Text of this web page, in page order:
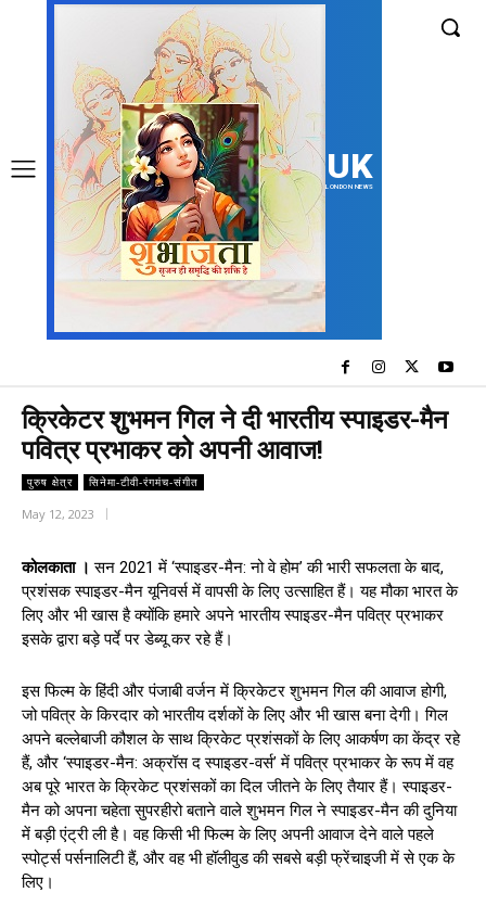
UK
LONDON NEWS
क्रिकेटर शुभमन गिल ने दी भारतीय स्पाइडर-मैन
पवित्र प्रभाकर को अपनी आवाज!
पुरुष क्षेत्र सिनेमा-टीवी-रंगमंच-संगीत
May 12, 2023
कोलकाता । सन 2021 में ‘स्पाइडर-मैन: नो वे होम’ की भारी सफलता के बाद,
प्रशंसक स्पाइडर-मैन यूनिवर्स में वापसी के लिए उत्साहित हैं। यह मौका भारत के
लिए और भी खास है क्योंकि हमारे अपने भारतीय स्पाइडर-मैन पवित्र प्रभाकर
इसके द्वारा बड़े पर्दे पर डेब्यू कर रहे हैं।
इस फिल्म के हिंदी और पंजाबी वर्जन में क्रिकेटर शुभमन गिल की आवाज होगी,
जो पवित्र के किरदार को भारतीय दर्शकों के लिए और भी खास बना देगी। गिल
अपने बल्लेबाजी कौशल के साथ क्रिकेट प्रशंसकों के लिए आकर्षण का केंद्र रहे
हैं, और ‘स्पाइडर-मैन: अक्रॉस द स्पाइडर-वर्स’ में पवित्र प्रभाकर के रूप में वह
अब पूरे भारत के क्रिकेट प्रशंसकों का दिल जीतने के लिए तैयार हैं। स्पाइडर-
मैन को अपना चहेता सुपरहीरो बताने वाले शुभमन गिल ने स्पाइडर-मैन की दुनिया
में बड़ी एंट्री ली है। वह किसी भी फिल्म के लिए अपनी आवाज देने वाले पहले
स्पोर्ट्स पर्सनालिटी हैं, और वह भी हॉलीवुड की सबसे बड़ी फ्रेंचाइजी में से एक के
लिए।